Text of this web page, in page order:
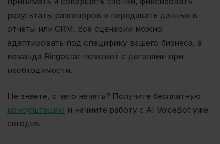
результаты разговоров и передавать данные в
отчёты или CRM. Все сценарии можно
адаптировать под специфику вашего бизнеса, а
команда Ringostat поможет с деталями при
необходимости.
Не знаете, с чего начать? Получите бесплатную
консультацию и начните работу с AI VoiceBot уже
сегодня.